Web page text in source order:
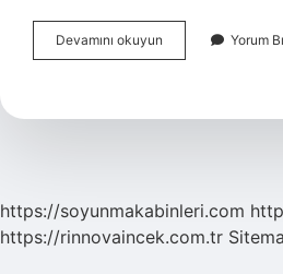
Devamını okuyun
Sütü
Inek
Yorum
https://soyunmakabinleri.com
https://rinnovaincek.com.tr